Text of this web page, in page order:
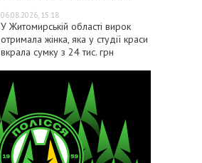
06.08.2026, 15:18
У Житомирській області вирок
отримала жінка, яка у студії краси
вкрала сумку з 24 тис. грн